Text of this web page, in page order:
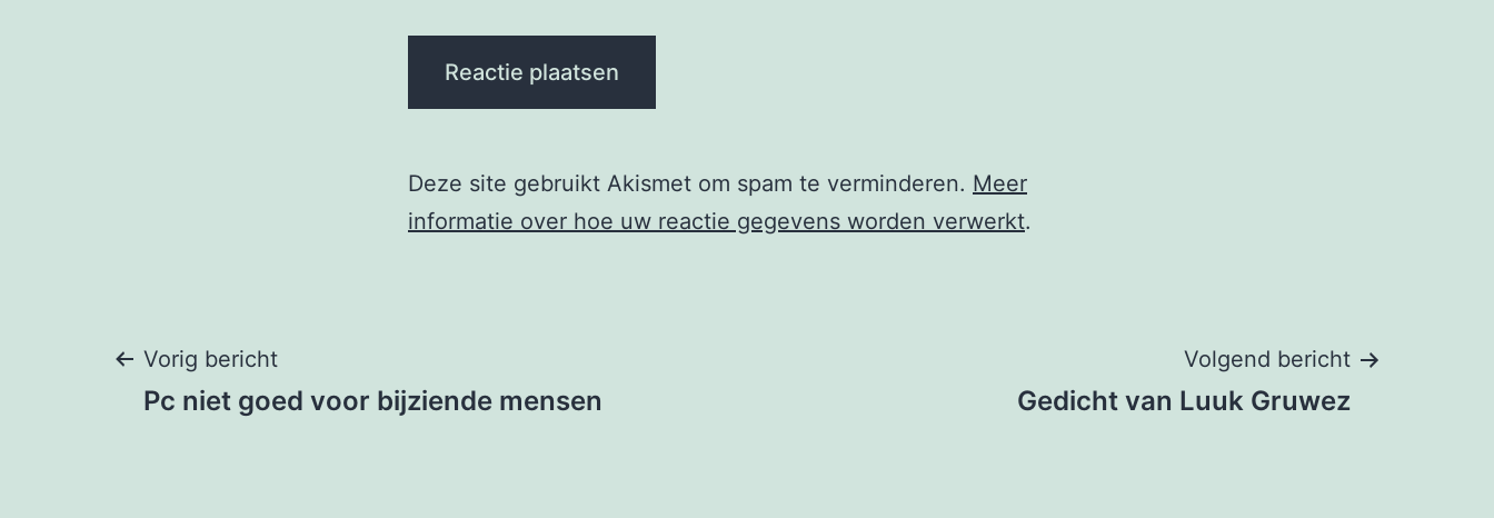
Deze site gebruikt Akismet om spam te verminderen. Meer
informatie over hoe uw reactie gegevens worden verwerkt.
Berichtnavigatie
Vorig bericht
Pc niet goed voor bijziende mensen
Volgend bericht
Gedicht van Luuk Gruwez